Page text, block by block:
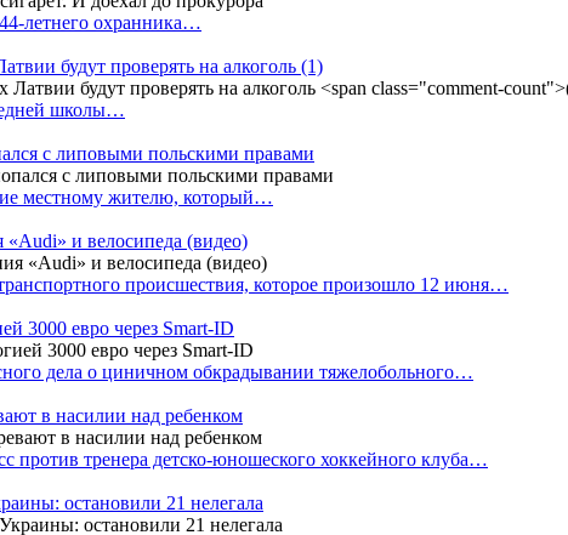
летнего охранника…
будут проверять на алкоголь (1)
школы…
с липовыми польскими правами
местному жителю, который…
«Audi» и велосипеда (видео)
происшествия, которое произошло 12 июня…
3000 евро через Smart-ID
дела о циничном обкрадывании тяжелобольного…
в насилии над ребенком
против тренера детско-юношеского хоккейного клуба…
остановили 21 нелегала